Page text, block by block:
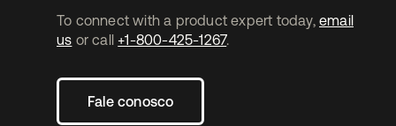
To connect with a product expert today, email
us or call +1-800-425-1267.
Fale conosco